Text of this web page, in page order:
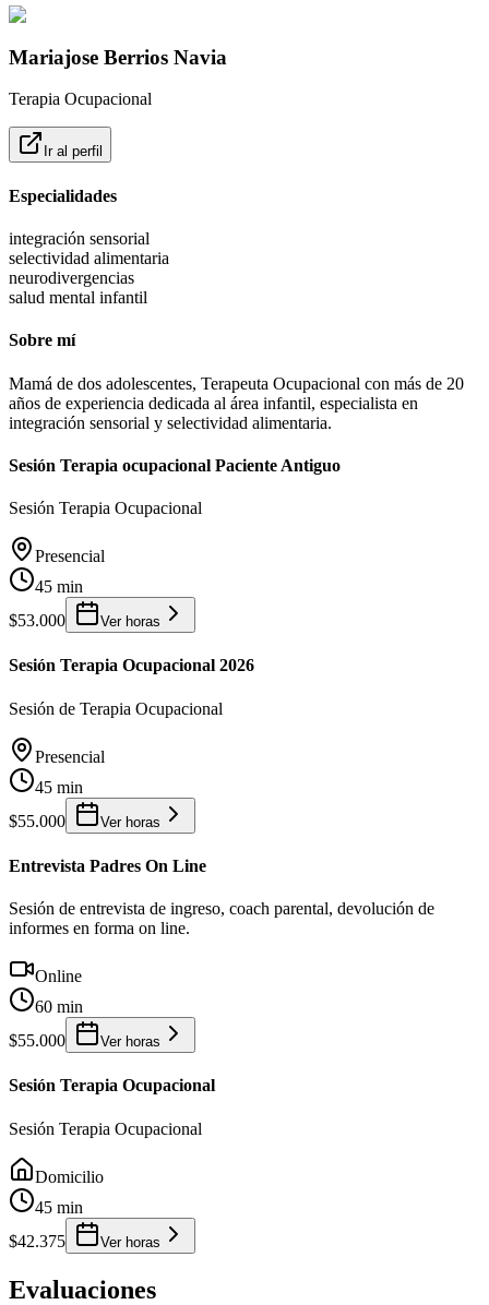
Mariajose Berrios Navia
Terapia Ocupacional
Ir al perfil
Especialidades
integración sensorial
selectividad alimentaria
neurodivergencias
salud mental infantil
Sobre mí
Mamá de dos adolescentes, Terapeuta Ocupacional con más de 20
años de experiencia dedicada al área infantil, especialista en
integración sensorial y selectividad alimentaria.
Sesión Terapia ocupacional Paciente Antiguo
Sesión Terapia Ocupacional
Presencial
45 min
$53.000
Ver horas
Sesión Terapia Ocupacional 2026
Sesión de Terapia Ocupacional
Presencial
45 min
$55.000
Ver horas
Entrevista Padres On Line
Sesión de entrevista de ingreso, coach parental, devolución de
informes en forma on line.
Online
60 min
$55.000
Ver horas
Sesión Terapia Ocupacional
Sesión Terapia Ocupacional
Domicilio
45 min
$42.375
Ver horas
Evaluaciones